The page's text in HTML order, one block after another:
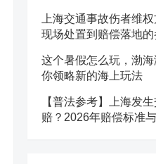
上海交通事故伤者维
现场处置到赔偿落地
这个暑假怎么玩，渤
你领略新的海上玩法
【普法参考】上海发
赔？2026年赔偿标准